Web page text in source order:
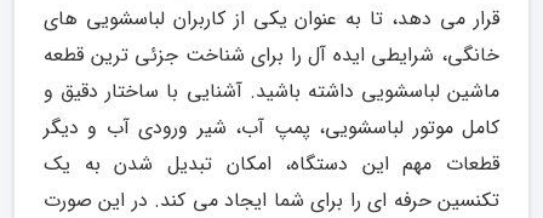
قرار می دهد، تا به عنوان یکی از کاربران لباسشویی های
خانگی، شرایطی ایده آل را برای شناخت جزئی ترین قطعه
ماشین لباسشویی داشته باشید. آشنایی با ساختار دقیق و
کامل موتور لباسشویی، پمپ آب، شیر ورودی آب و دیگر
قطعات مهم این دستگاه، امکان تبدیل شدن به یک
تکنسین حرفه ای را برای شما ایجاد می کند. در این صورت